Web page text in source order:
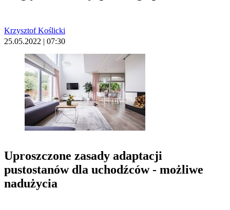
Krzysztof Koślicki
25.05.2022 | 07:30
Uproszczone zasady adaptacji
pustostanów dla uchodźców - możliwe
nadużycia